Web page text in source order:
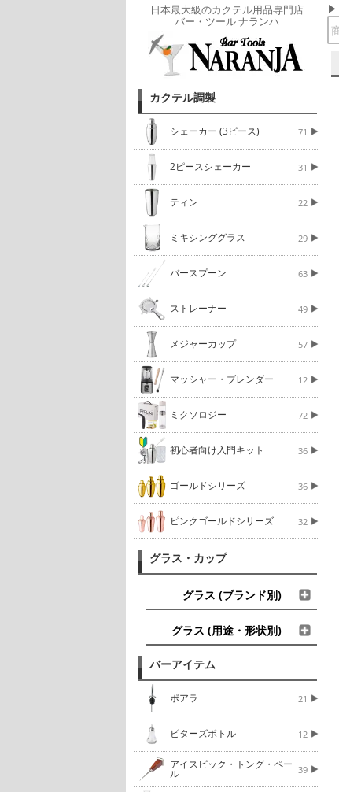
日本最大級のカクテル用品専門店
バー・ツール ナランハ
カクテル調製
シェーカー (3ピース) 71
2ピースシェーカー 31
ティン 22
ミキシンググラス 29
バースプーン 63
ストレーナー 49
メジャーカップ 57
マッシャー・ブレンダー 12
ミクソロジー 72
初心者向け入門キット 36
ゴールドシリーズ 36
ピンクゴールドシリーズ 32
グラス・カップ
グラス (ブランド別)
グラス (用途・形状別)
バーアイテム
ポアラ 21
ビターズボトル 12
アイスピック・トング・ペー
ル 39